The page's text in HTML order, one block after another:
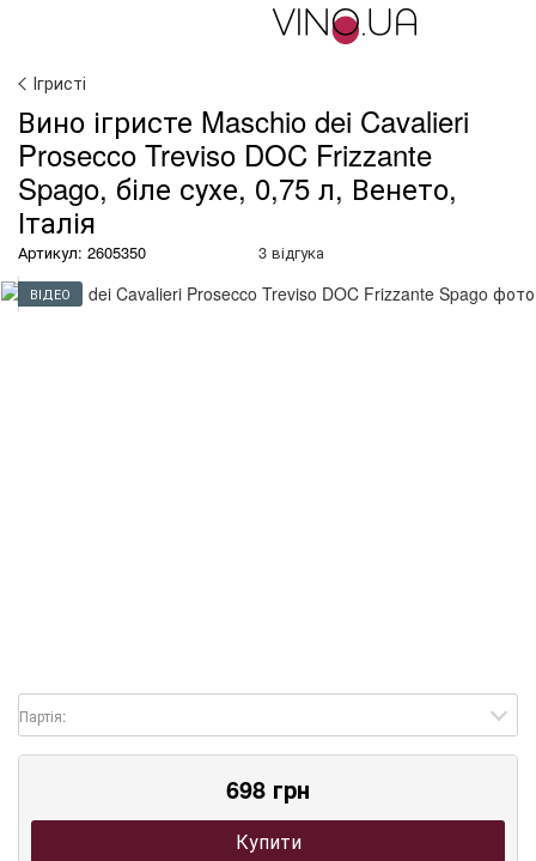
Ігристі
Вино ігристе Maschio dei Cavalieri
Prosecco Treviso DOC Frizzante
Spago, біле сухе, 0,75 л, Венето,
Італія
Артикул: 2605350 3 відгука
ВІДЕО
Партія:
698 грн
Купити